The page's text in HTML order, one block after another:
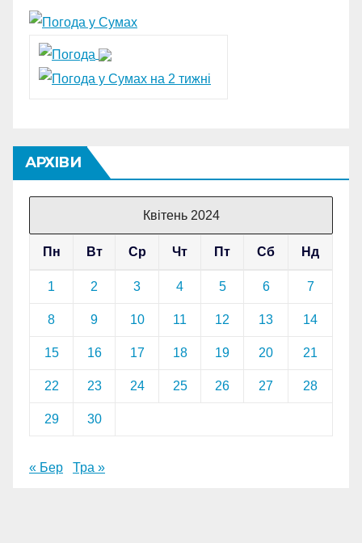
АРХІВИ
Квітень 2024
Пн Вт Ср Чт Пт Сб Нд
1 2 3 4 5 6 7
8 9 10 11 12 13 14
15 16 17 18 19 20 21
22 23 24 25 26 27 28
29 30
« Бер Тра »